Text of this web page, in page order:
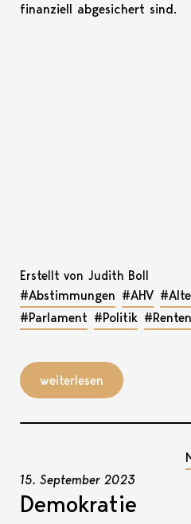
finanziell abgesichert sind.
Erstellt von Judith Boll
#Abstimmungen #AHV
#Parlament #Politik
weiterlesen
15. September 2023
Demokratie